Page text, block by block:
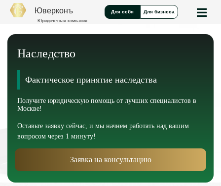
Юверконъ
Юридическая компания
Для себя Для бизнеса
Наследство
Фактическое принятие наследства
Получите юридическую помощь от лучших специалистов в
Москве!
Оставьте заявку сейчас, и мы начнем работать над вашим
вопросом через 1 минуту!
Заявка на консультацию